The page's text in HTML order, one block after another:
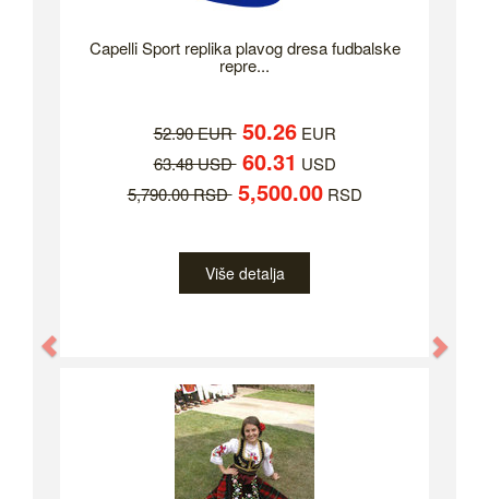
Capelli Sport replika plavog dresa fudbalske
repre...
52.90 EUR 50.26EUR
63.48 USD 60.31 USD
5,790.00 RSD 5,500.00RSD
Više detalja